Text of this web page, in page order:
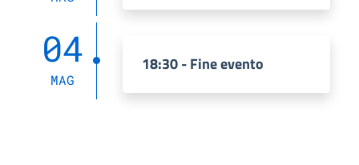
04
MAG
18:30 - Fine evento